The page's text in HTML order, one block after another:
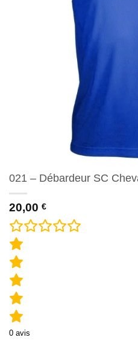
021 – Débardeur SC
20,00 €
0 avis